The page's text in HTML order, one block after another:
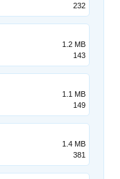
232
1.2 MB
143
1.1 MB
149
1.4 MB
381